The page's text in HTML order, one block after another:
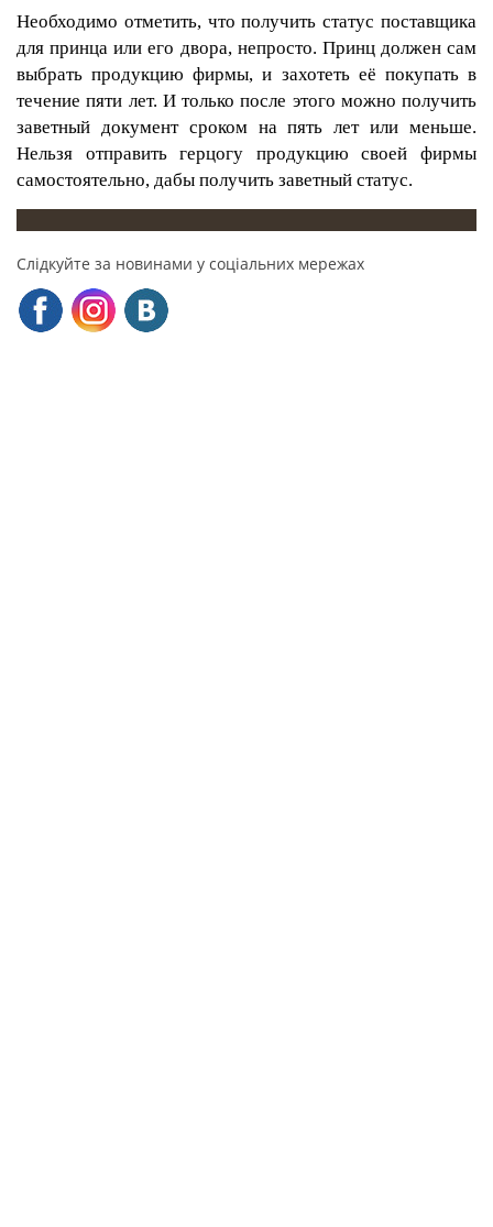
Необходимо отметить, что получить статус поставщика
для принца или его двора, непросто. Принц должен сам
выбрать продукцию фирмы, и захотеть её покупать в
течение пяти лет. И только после этого можно получить
заветный документ сроком на пять лет или меньше.
Нельзя отправить герцогу продукцию своей фирмы
самостоятельно, дабы получить заветный статус.
Слідкуйте за новинами у соціальних мережах